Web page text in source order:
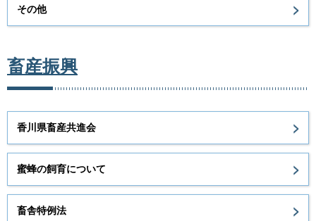
その他
畜産振興
香川県畜産共進会
蜜蜂の飼育について
畜舎特例法